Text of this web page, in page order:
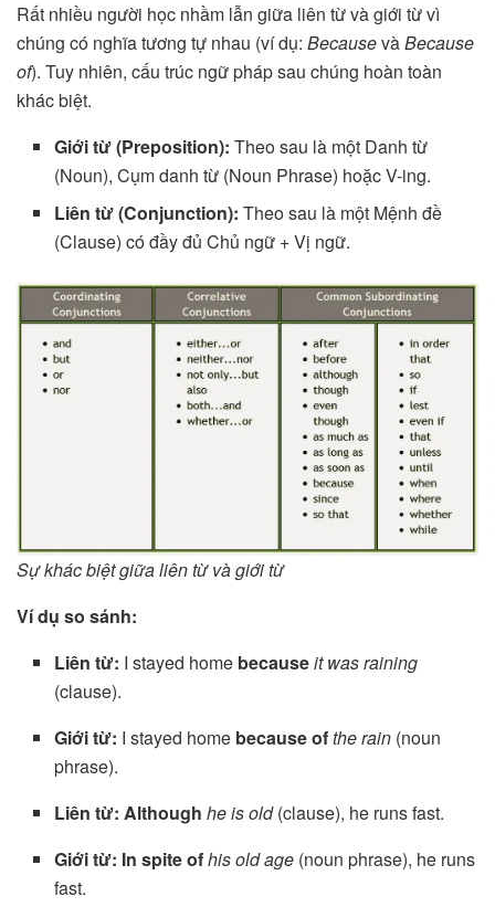
Rất nhiều người học nhầm lẫn giữa liên từ và giới từ vì
chúng có nghĩa tương tự nhau (ví dụ: BecausevàBecause
of). Tuy nhiên, cấu trúc ngữ pháp sau chúng hoàn toàn
khác biệt.
Giới từ (Preposition): Theo sau là một Danh từ
(Noun), Cụm danh từ (Noun Phrase) hoặc V-ing.
Liên từ (Conjunction): Theo sau là một Mệnh đề
(Clause) có đầy đủ Chủ ngữ + Vị ngữ.
Sự khác biệt giữa liên từ và giới từ
Ví dụ so sánh:
Liên từ: I stayed home becauseit was raining
(clause).
Giới từ: I stayed home because ofthe rain (noun
phrase).
Liên từ: Although he is old(clause), he runs fast.
Giới từ: In spite ofhis old age (noun phrase), he runs
fast.